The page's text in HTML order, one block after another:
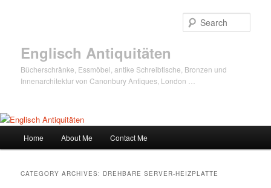
Englisch Antiquitäten
Bücherschränke, Essmöbel, antike Schreibtische, Bronzen und
Innenarchitektur von Canonbury Antiques, London …
Skip
Skip
Home About Me Contact Me
CATEGORY ARCHIVES: DREHBARE SERVER-HEIZPLATTE